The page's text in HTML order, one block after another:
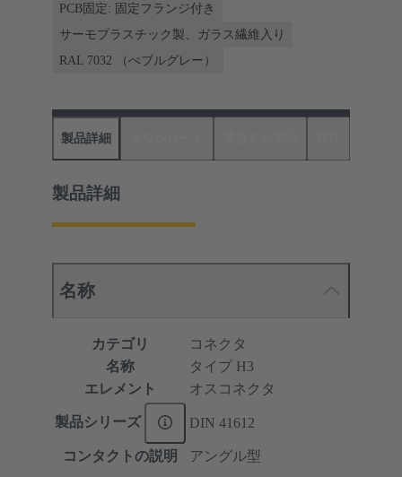
PCB固定: 固定フランジ付き
サーモプラスチック製、ガラス繊維入り
RAL 7032 （ぺブルグレー）
製品詳細
製品詳細
名称
カテゴリ
コネクタ
名称
タイプ H3
エレメント
オスコネクタ
製品シリーズ DIN 41612
コンタクトの説明 アングル型